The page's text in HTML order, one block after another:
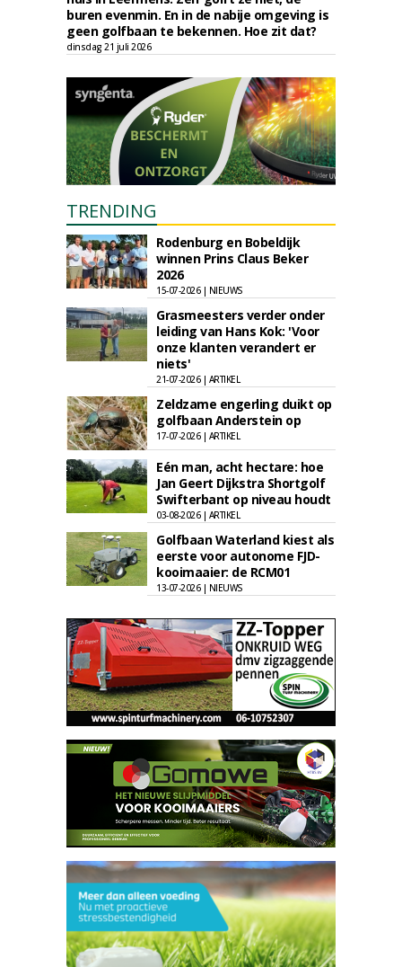
buren evenmin. En in de nabije omgeving is
geen golfbaan te bekennen. Hoe zit dat?
dinsdag 21 juli 2026
TRENDING
Rodenburg en Bobeldijk
winnen Prins Claus Beker
2026
15-07-2026 | NIEUWS
Grasmeesters verder onder
leiding van Hans Kok: 'Voor
onze klanten verandert er
niets'
21-07-2026 | ARTIKEL
Zeldzame engerling duikt op
golfbaan Anderstein op
17-07-2026 | ARTIKEL
Eén man, acht hectare: hoe
Jan Geert Dijkstra Shortgolf
Swifterbant op niveau houdt
03-08-2026 | ARTIKEL
Golfbaan Waterland kiest als
eerste voor autonome FJD-
kooimaaier: de RCM01
13-07-2026 | NIEUWS